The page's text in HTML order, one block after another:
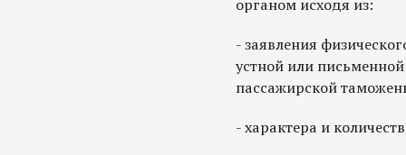
органом исходя из:
- заявления
устной или
пассажирской
- характера и